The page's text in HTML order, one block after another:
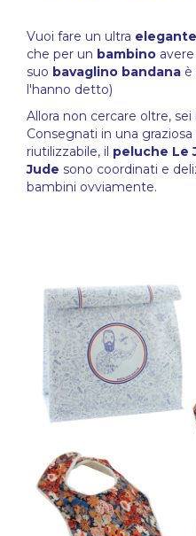
Vuoi fare un ultra elegante
che per un bambino
suo bavaglino bandana è
l'hanno detto)
Allora non cercare oltre,
Consegnati in una graziosa
riutilizzabile, il peluche Le
Jude sono coordinati e
bambini ovviamente.